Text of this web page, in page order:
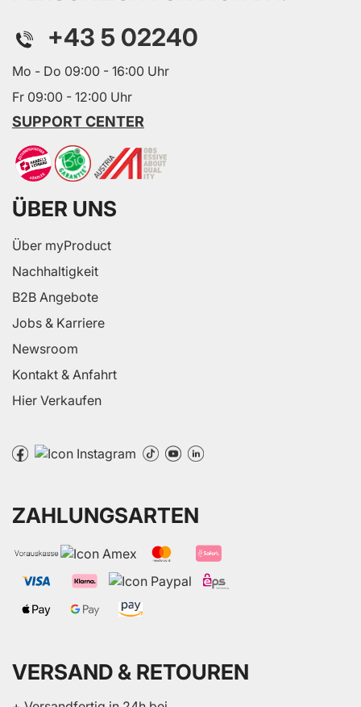
+43 5 02240
Mo - Do 09:00 - 16:00 Uhr
Fr 09:00 - 12:00 Uhr
SUPPORT CENTER
ÜBER UNS
Über myProduct
Nachhaltigkeit
B2B Angebote
Jobs & Karriere
Newsroom
Kontakt & Anfahrt
Hier Verkaufen
ZAHLUNGSARTEN
VERSAND & RETOUREN